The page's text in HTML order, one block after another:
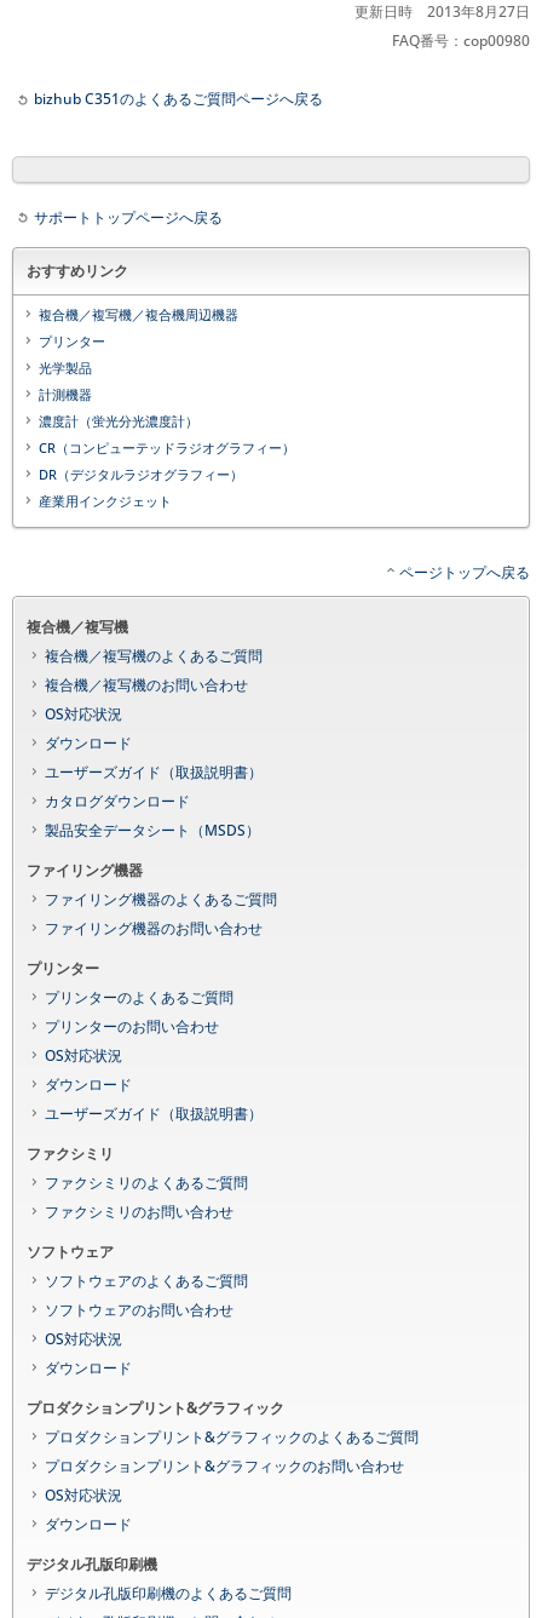
更新日時 2013年8月27日
FAQ番号：cop00980
bizhub C351のよくあるご質問ページへ戻る
サポートトップページへ戻る
おすすめリンク
複合機／複写機／複合機周辺機器
プリンター
光学製品
計測機器
濃度計（蛍光分光濃度計）
CR（コンピューテッドラジオグラフィー）
DR（デジタルラジオグラフィー）
産業用インクジェット
ページトップへ戻る
複合機／複写機
複合機／複写機のよくあるご質問
複合機／複写機のお問い合わせ
OS対応状況
ダウンロード
ユーザーズガイド（取扱説明書）
カタログダウンロード
製品安全データシート（MSDS）
ファイリング機器
ファイリング機器のよくあるご質問
ファイリング機器のお問い合わせ
プリンター
プリンターのよくあるご質問
プリンターのお問い合わせ
OS対応状況
ダウンロード
ユーザーズガイド（取扱説明書）
ファクシミリ
ファクシミリのよくあるご質問
ファクシミリのお問い合わせ
ソフトウェア
ソフトウェアのよくあるご質問
ソフトウェアのお問い合わせ
OS対応状況
ダウンロード
プロダクションプリント&グラフィック
プロダクションプリント&グラフィックのよくあるご質問
プロダクションプリント&グラフィックのお問い合わせ
OS対応状況
ダウンロード
デジタル孔版印刷機
デジタル孔版印刷機のよくあるご質問